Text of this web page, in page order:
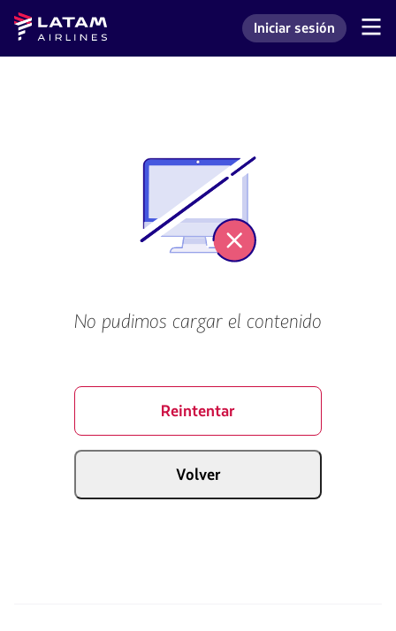
Saltar
menú.
Saltar al
contenido
principal.
Navegación
Latam
Airlines
Ingresar a mi cuenta
Iniciar sesión
No pudimos cargar el contenido
Reintentar
Volver